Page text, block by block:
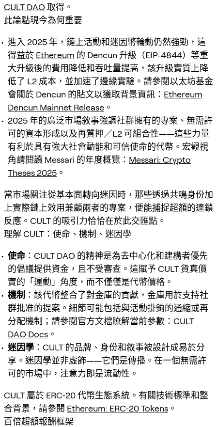
CULT DAO取得。
此論點現今為何重要
進入 2025 年，鏈上活動和迷因幣輪動仍然強勁，這
得益於 Ethereum 的 Dencun 升級（EIP-4844）等重
大升級後的費用降低和吞吐量提高，該升級實質上降
低了 L2 成本，並加速了邊緣實驗。請參閱以太坊基金
會關於 Dencun 的貼文以獲取背景資訊： Ethereum
Dencun Mainnet Release 。
2025 年的廣泛市場敘事強調社群擁有的專案、無需許
可的資本形成以及再質押／L2 可組合性——這些力量
有利於具有強大社會動能和可信使命的代幣。宏觀視
角請閱讀 Messari 的年度概覽： Messari: Crypto
Theses 2025 。
當市場關注從基本面轉向迷因時，那些透過共鳴身份加
上實際鏈上效用兼顧兩者的專案，便能捕捉超額的連鎖
反應。CULT 的吸引力恰恰在於此交匯點。
理解 CULT：使命、機制、迷因學
使命：CULT DAO 的精神是為去中心化和建構者優先
的倡議提供資金，且不受審查。這賦予 CULT 貨真價
實的「運動」角度，而不僅僅是代幣價格。
機制 ：該代幣整合了對金庫的貢獻，金庫用於支持社
群批准的提案。細節可能包括與活動掛鉤的通縮或再
分配機制；請參閱官方文檔瞭解當前參數： CULT
DAO Docs 。
迷因學 ：CULT 的品牌、身份和敘事被設計成易於分
享。迷因學並非虛飾——它們是傳播。在一個無需許
可的市場中，注意力即是流動性。
CULT 屬於 ERC‑20 代幣生態系統。有關技術標準和整
合背景，請參閱 Ethereum: ERC‑20 Tokens 。
百倍超額報酬框架